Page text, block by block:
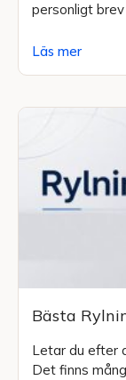
personligt
Läs mer
Bästa
Letar du efter
Det finns